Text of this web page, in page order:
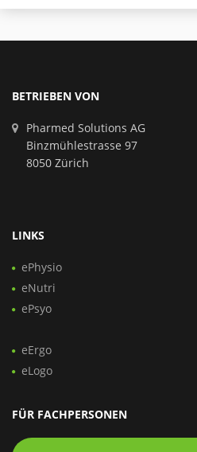
BETRIEBEN VON
Pharmed Solutions AG
Binzmühlestrasse 97
8050 Zürich
LINKS
ePhysio
eNutri
ePsyo
eErgo
eLogo
FÜR FACHPERSONEN